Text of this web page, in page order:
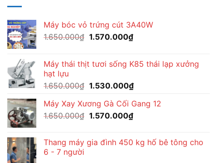
Máy bóc vỏ trứng cút 3A40W
1.650.000₫ Giá
1.650.000₫.
1.570.000₫Giá
là:
Máy thái thịt tươi sống K85 thái lạp xưởng
hạt lựu
1.650.000₫ Giá
là:
1.650.000₫.
1.530.000₫Giá
tại
là:
Máy Xay Xương Gà Cối Gang 12
1.650.000₫ Giá
1.650.000₫.
1.570.000₫Giá
là:
Thang máy gia đình 450 kg hố bê tông cho
6 - 7 người